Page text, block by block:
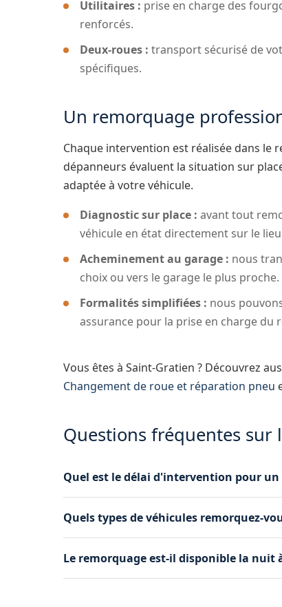
Utilitaires : prise en charge des
renforcés.
Deux-roues : transport sécurisé de
spécifiques.
Un remorquage
Chaque intervention est réalisée dans le
dépanneurs évaluent la situation sur
adaptée à votre véhicule.
Diagnostic sur place : avant tout
véhicule en état directement sur le
Acheminement au garage : nous
choix ou vers le garage le plus proche.
Formalités simplifiées : nous
assurance pour la prise en charge du
Vous êtes à Saint-Gratien ? Découvrez
Changement de roue et réparation pneu
Questions fréquentes sur
Quel est le délai d'intervention pour
Suresnes nous permet de rejoindre
Quels types de véhicules remorquez-
plateau s'adaptent à tous les gabarits de
Le remorquage est-il disponible la nuit